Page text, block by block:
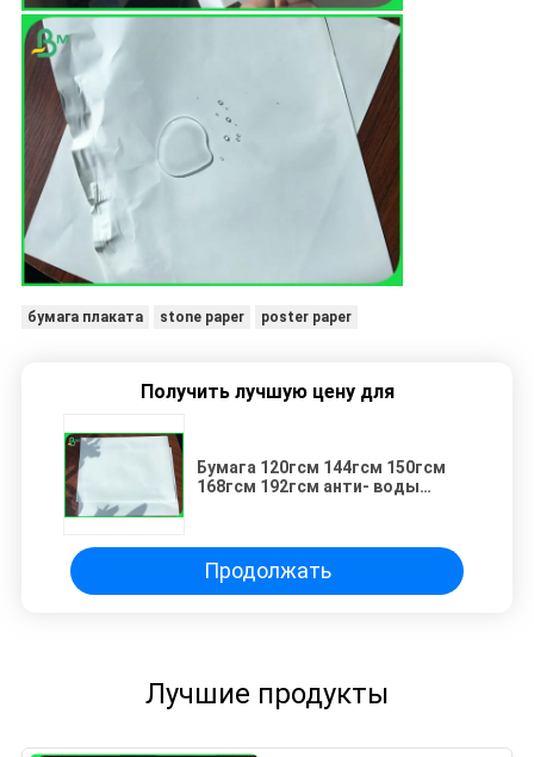
бумага плаката stone paper poster paper
Получить лучшую цену для
Бумага 120гсм 144гсм 150гсм
168гсм 192гсм анти- воды
Продолжать
Лучшие продукты